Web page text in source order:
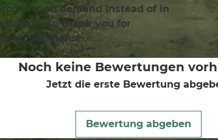
on demand instead of in
so thank you for
decisions!
Noch keine Bewertungen
Jetzt die erste Bewertung
Bewertung abgeben